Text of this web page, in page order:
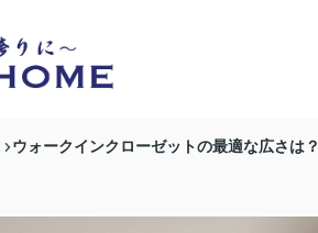
ウォークインクローゼットの最適な広さは？